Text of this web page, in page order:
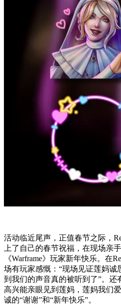
活动临近尾声，正值春节之际，
上了自己的春节祝福，在现场亲
《Warframe》玩家新年快乐。在
场有玩家感慨：“现场见证莲妈诚
到我们的声音真的被听到了”。还
高兴能亲眼见到莲妈，莲妈我们
诚的“谢谢”和“新年快乐”。